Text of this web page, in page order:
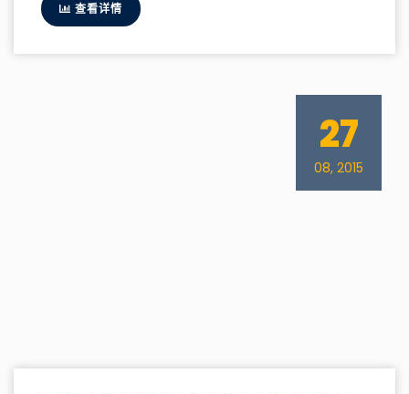
查看详情
27
08, 2015